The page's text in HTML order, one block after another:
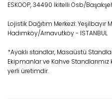
ESKOOP, 34490 İkitelli Osb/
Lojistik Dağıtım Merkezi:
Hadımköy/Arnavutköy - ISTANBUL
*Ayaklı standlar, Masaüstü
Ekipmanlar ve Kahve
yerli üretimdir.